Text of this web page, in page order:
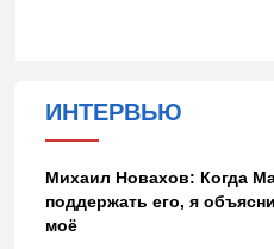
ИНТЕРВЬЮ
Михаил Новахов: Когда
поддержать его, я
моё